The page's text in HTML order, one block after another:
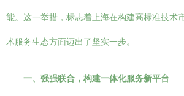
能。这一举措，标志着上海在构建高标准技术
术服务生态方面迈出了坚实一步。
一、强强联合，构建一体化服务新平台